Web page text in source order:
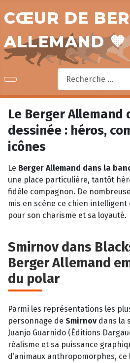
CŒUR DE
ALLEMAND 🧡
Rechercher
Le Berger Allemand
dessinée : héros,
icônes
Le Berger Allemand dans la
une place particulière, tantôt
fidèle compagnon. De
mis en scène ce chien intelligent
pour son charisme et sa loyauté.
Smirnov dans
Berger Allemand
du polar
Parmi les représentations les
personnage de Smirnovdans la
Juanjo Guarnido (Éditions
réalisme et sa puissance
d’animaux anthropomorphes, ce